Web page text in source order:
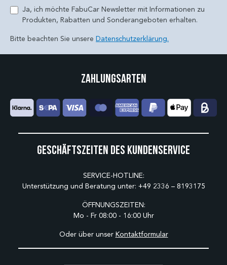
Ja, ich möchte FabuCar Newsletter mit Informationen zu
Produkten, Rabatten und Sonderangeboten erhalten.
Bitte beachten Sie unsere Datenschutzerklärung.
Geschäftszeiten des Kundenservice
SERVICE-HOTLINE:
Unterstützung und Beratung unter: +49 2336 – 8193175
ÖFFNUNGSZEITEN:
Mo - Fr 08:00 - 16:00 Uhr
Oder über unser Kontaktformular
Zahlungsarten